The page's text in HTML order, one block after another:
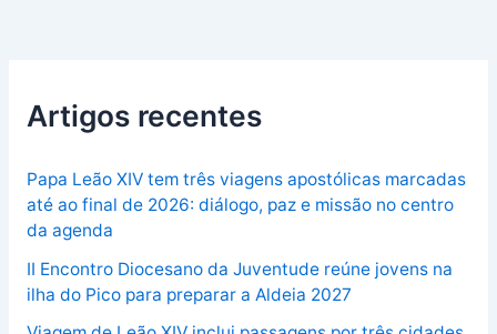
Artigos recentes
Papa Leão XIV tem três viagens apostólicas marcadas
até ao final de 2026: diálogo, paz e missão no centro
da agenda
II Encontro Diocesano da Juventude reúne jovens na
ilha do Pico para preparar a Aldeia 2027